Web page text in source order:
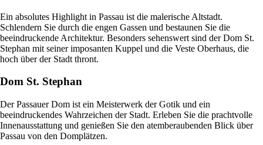
Ein absolutes Highlight in Passau ist die malerische Altstadt.
Schlendern Sie durch die engen Gassen und bestaunen Sie die
beeindruckende Architektur. Besonders sehenswert sind der Dom St.
Stephan mit seiner imposanten Kuppel und die Veste Oberhaus, die
hoch über der Stadt thront.
Dom St. Stephan
Der Passauer Dom ist ein Meisterwerk der Gotik und ein
beeindruckendes Wahrzeichen der Stadt. Erleben Sie die prachtvolle
Innenausstattung und genießen Sie den atemberaubenden Blick über
Passau von den Domplätzen.